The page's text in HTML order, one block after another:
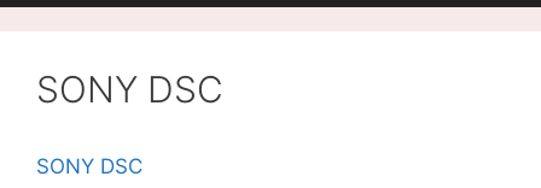
SONY DSC
SONY DSC